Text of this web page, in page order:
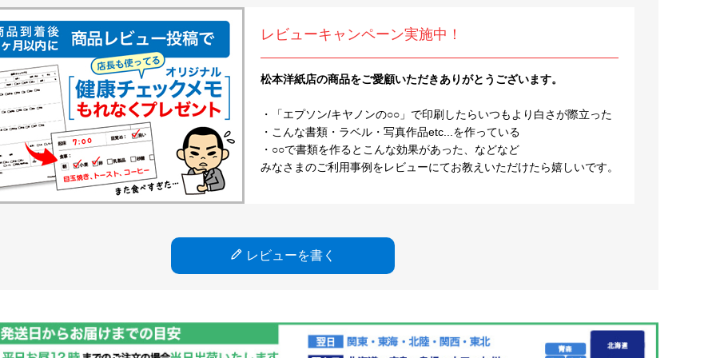
レビューキャンペーン実施中！
松本洋紙店の商品をご愛顧いただきありがとうございます。
・「エプソン/キヤノンの○○」で印刷したらいつもより白さが際立った
・こんな書類・ラベル・写真作品etc...を作っている
・○○で書類を作るとこんな効果があった、などなど
みなさまのご利用事例をレビューにてお教えいただけたら嬉しいです。
レビューを書く